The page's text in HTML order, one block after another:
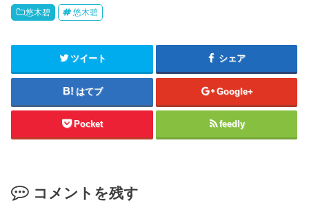
悠木碧 悠木碧
ツイート シェア
はてブ Google+
Pocket feedly
コメントを残す